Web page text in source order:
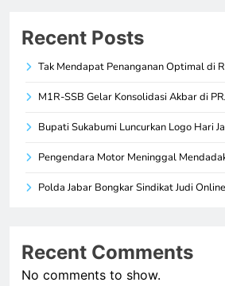
Recent Posts
Tak Mendapat Penanganan Optimal di
M1R-SSB Gelar Konsolidasi Akbar di
Bupati Sukabumi Luncurkan Logo Hari
Pengendara Motor Meninggal
Polda Jabar Bongkar Sindikat Judi
Recent Comments
No comments to show.